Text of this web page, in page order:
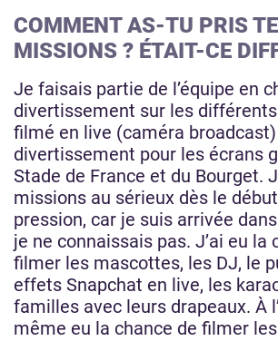
COMMENT AS-TU PRIS
MISSIONS ? ÉTAIT-CE
Je faisais partie de l’équipe en
divertissement sur les différents
filmé en live (caméra
divertissement pour les écrans
Stade de France et du Bourget.
missions au sérieux dès le
pression, car je suis arrivée
je ne connaissais pas. J’ai eu la
filmer les mascottes, les DJ, le
effets Snapchat en live, les
familles avec leurs drapeaux. À
même eu la chance de filmer